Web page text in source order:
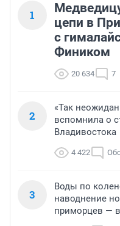
1
цепи в
с
Фиником
20 634 7
2
«Так
вспомнила о
Владивостока
4 422
3
Воды по
наводнение
приморцев —